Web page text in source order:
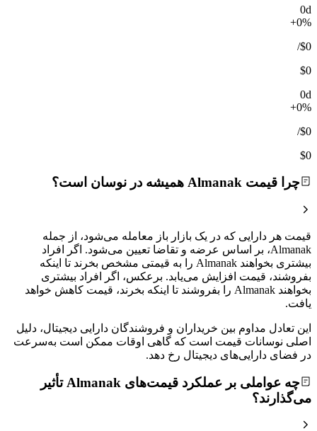
0d
+0%
$0
/
$0
0d
+0%
$0
/
$0
چرا قیمت Almanak همیشه در نوسان است؟
قیمت هر دارایی که در یک بازار باز معامله می‌شود، از جمله
Almanak، بر اساس عرضه و تقاضا تعیین می‌شود. اگر افراد
بیشتری بخواهند Almanak را به قیمتی مشخص بخرند تا اینکه
بفروشند، قیمت افزایش می‌یابد. برعکس، اگر افراد بیشتری
بخواهند Almanak را بفروشند تا اینکه بخرند، قیمت کاهش خواهد
یافت.
این تعادل مداوم بین خریداران و فروشندگان دارایی دیجیتال، دلیل
اصلی نوسانات قیمت است که گاهی اوقات ممکن است به‌سرعت
در فضای دارایی‌های دیجیتال رخ دهد.
چه عواملی بر عملکرد قیمت‌های Almanak تأثیر
می‌گذارند؟